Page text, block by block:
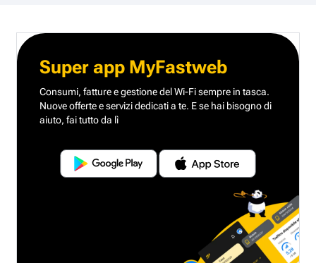
Super app MyFastweb
Consumi, fatture e gestione del Wi-Fi sempre in tasca.
Nuove offerte e servizi dedicati a te. E se hai bisogno di
aiuto, fai tutto da lì